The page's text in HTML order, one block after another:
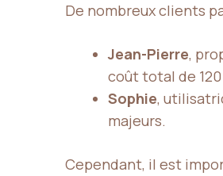
De nombreux clients
Jean-Pierre,
coût total de
Sophie,
majeurs.
Cependant, il est